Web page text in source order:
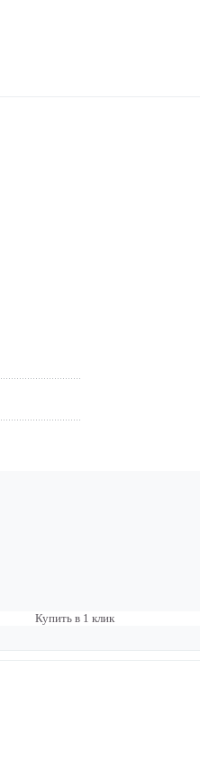
Купить в 1 клик